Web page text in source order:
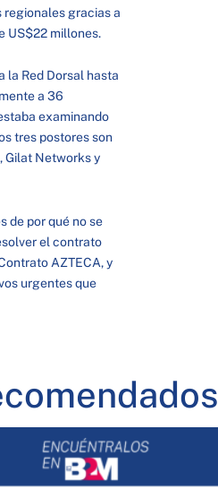
regionales gracias a
US$22 millones.
la Red Dorsal hasta
a 36
examinando
tres postores son
Gilat Networks y
de por qué no se
el contrato
AZTECA, y
urgentes que